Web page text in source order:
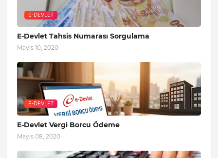
E-DEVLET
E-Devlet Tahsis Numarası Sorgulama
Mayıs 10, 2020
E-DEVLET
E-Devlet Vergi Borcu Ödeme
Mayıs 08, 2020